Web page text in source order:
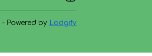
- Powered by Lodgify